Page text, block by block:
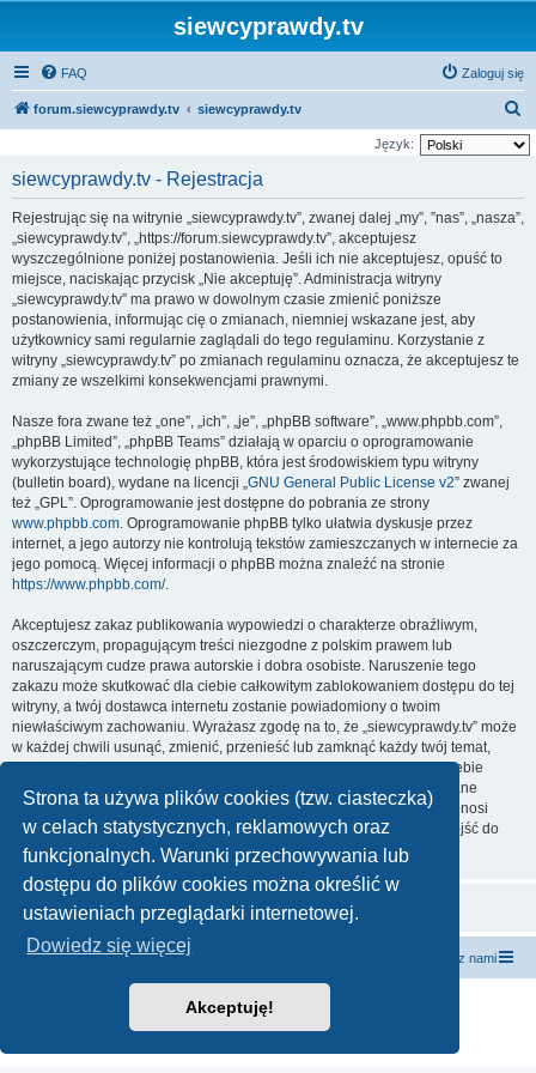
Strona ta używa plików cookies (tzw. ciasteczka)
w celach statystycznych, reklamowych oraz
funkcjonalnych. Warunki przechowywania lub
dostępu do plików cookies można określić w
ustawieniach przeglądarki internetowej.
Dowiedz się więcej
Akceptuję!
siewcyprawdy.tv
FAQ Zaloguj się
forum.siewcyprawdy.tv siewcyprawdy.tv
z
a
Język:
siewcyprawdy.tv - Rejestracja
Rejestrując się na witrynie „siewcyprawdy.tv”, zwanej dalej „my”, ”nas”, „nasza”,
„siewcyprawdy.tv”, „https://forum.siewcyprawdy.tv”, akceptujesz
wyszczególnione poniżej postanowienia. Jeśli ich nie akceptujesz, opuść to
miejsce, naciskając przycisk „Nie akceptuję”. Administracja witryny
„siewcyprawdy.tv” ma prawo w dowolnym czasie zmienić poniższe
postanowienia, informując cię o zmianach, niemniej wskazane jest, aby
użytkownicy sami regularnie zaglądali do tego regulaminu. Korzystanie z
witryny „siewcyprawdy.tv” po zmianach regulaminu oznacza, że akceptujesz te
zmiany ze wszelkimi konsekwencjami prawnymi.
Nasze fora zwane też „one”, „ich”, „je”, „phpBB software”, „www.phpbb.com”,
„phpBB Limited”, „phpBB Teams” działają w oparciu o oprogramowanie
wykorzystujące technologię phpBB, która jest środowiskiem typu witryny
(bulletin board), wydane na licencji „GNU General Public License v2” zwanej
też „GPL”. Oprogramowanie jest dostępne do pobrania ze strony
www.phpbb.com. Oprogramowanie phpBB tylko ułatwia dyskusje przez
internet, a jego autorzy nie kontrolują tekstów zamieszczanych w internecie za
jego pomocą. Więcej informacji o phpBB można znaleźć na stronie
https://www.phpbb.com/.
Akceptujesz zakaz publikowania wypowiedzi o charakterze obraźliwym,
oszczerczym, propagującym treści niezgodne z polskim prawem lub
naruszającym cudze prawa autorskie i dobra osobiste. Naruszenie tego
zakazu może skutkować dla ciebie całkowitym zablokowaniem dostępu do tej
witryny, a twój dostawca internetu zostanie powiadomiony o twoim
niewłaściwym zachowaniu. Wyrażasz zgodę na to, że „siewcyprawdy.tv” może
w każdej chwili usunąć, zmienić, przenieść lub zamknąć każdy twój temat,
post. Wyrażasz zgodę na zapisywanie wszystkich podanych przez ciebie
informacji w naszej bazie danych. Informacje te nie będą przekazywane
nikomu bez twojej zgody, ale ani „siewcyprawdy.tv”, ani phpBB nie ponosi
odpowiedzialności za włamania do witryny, podczas których może dojść do
kradzieży danych.
forum.siewcyprawdy.tv Kontakt z nami
Technologię dostarcza phpBB
® Forum Software © phpBB Limited